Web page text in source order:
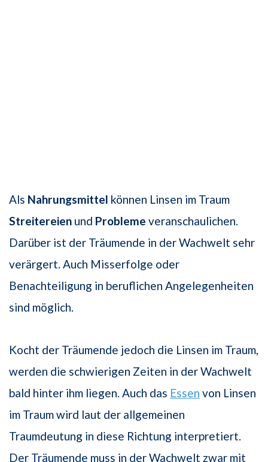
Als Nahrungsmittel können Linsen im Traum
Streitereien und Probleme veranschaulichen.
Darüber ist der Träumende in der Wachwelt sehr
verärgert. Auch Misserfolge oder
Benachteiligung in beruflichen Angelegenheiten
sind möglich.
Kocht der Träumende jedoch die Linsen im Traum,
werden die schwierigen Zeiten in der Wachwelt
bald hinter ihm liegen. Auch das Essen von Linsen
im Traum wird laut der allgemeinen
Traumdeutung in diese Richtung interpretiert.
Der Träumende muss in der Wachwelt zwar mit